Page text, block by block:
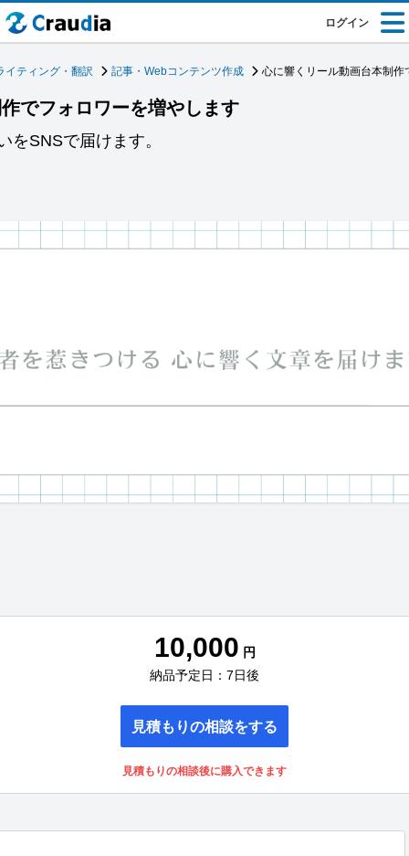
ログイン
イティング・翻訳 記事・Webコンテンツ作成 心に響くリール動画台本制
でフォロワーを増やします
をSNSで届けます。
10,000 円
納品予定日：7日後
見積もりの相談をする
見積もりの相談後に購入できます